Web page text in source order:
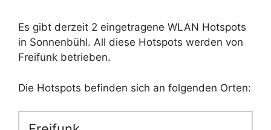
Es gibt derzeit 2 eingetragene WLAN Hotspots
in Sonnenbühl. All diese Hotspots werden von
Freifunk betrieben.
Die Hotspots befinden sich an folgenden Orten: